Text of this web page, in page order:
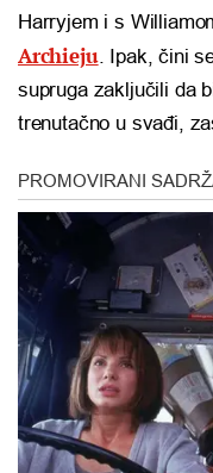
Harryjem i s
Archieju. Ipak, čini
supruga zaključili da
trenutačno u svađi,